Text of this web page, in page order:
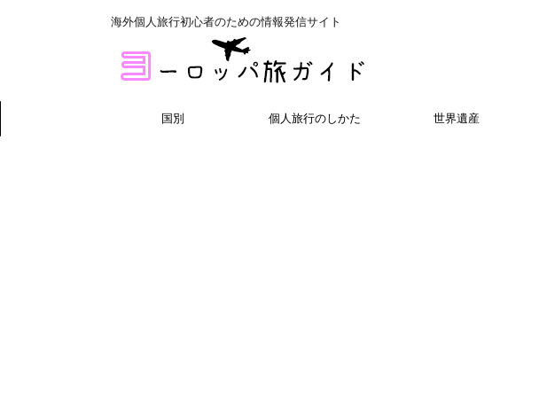
海外個人旅行初心者のための情報発信サイト
国別 個人旅行のしかた 世界遺産